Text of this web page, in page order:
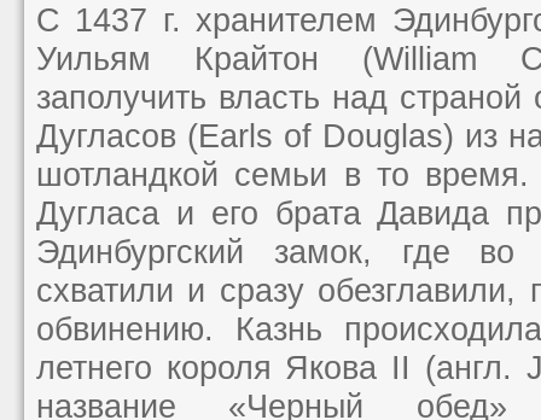
С 1437 г. хранителем
Уильям Крайтон (William
заполучить власть над
Дугласов (Earls of Douglas) из
шотландкой семьи в то время.
Дугласа и его брата Давида
Эдинбургский замок, где
схватили и сразу
обвинению. Казнь
летнего короля Якова II (англ.
название «Черный обед»